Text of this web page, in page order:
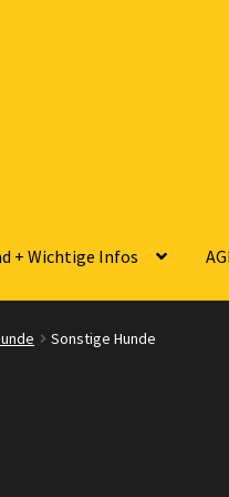
+ Wichtige Infos
Zahlungsarten Versandarten
Sonstige Hunde